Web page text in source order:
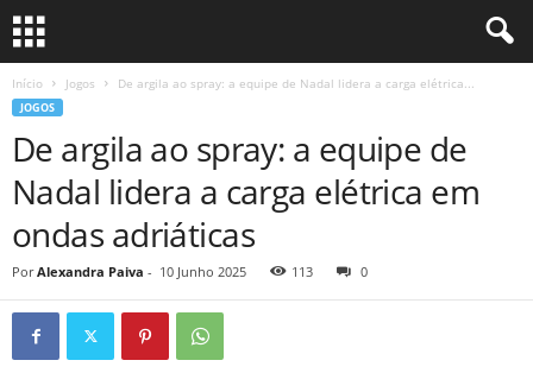
Início Jogos De argila ao spray: a equipe de Nadal lidera a carga elétrica...
JOGOS
De argila ao spray: a equipe de
Nadal lidera a carga elétrica em
ondas adriáticas
Por Alexandra Paiva - 10 Junho 2025 113 0